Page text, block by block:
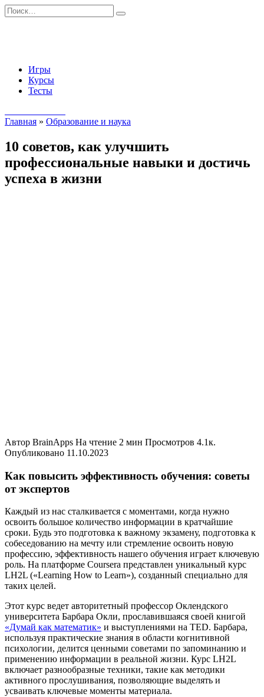
Перейти
к
Search
for:
Игры
Курсы
Тесты
Главная » Образование и наука
10 советов, как улучшить
профессиональные навыки и достичь
успеха в жизни
Автор BrainApps На чтение 2 мин Просмотров 4.1к.
Опубликовано 11.10.2023
Как повысить эффективность обучения: советы
от экспертов
Каждый из нас сталкивается с моментами, когда нужно
освоить большое количество информации в кратчайшие
сроки. Будь это подготовка к важному экзамену, подготовка к
собеседованию на мечту или стремление освоить новую
профессию, эффективность нашего обучения играет ключевую
роль. На платформе Coursera представлен уникальный курс
LH2L («Learning How to Learn»), созданный специально для
таких целей.
Этот курс ведет авторитетный профессор Оклендского
университета Барбара Окли, прославившаяся своей книгой
«Думай как математик» и выступлениями на TED. Барбара,
используя практические знания в области когнитивной
психологии, делится ценными советами по запоминанию и
применению информации в реальной жизни. Курс LH2L
включает разнообразные техники, такие как методики
активного прослушивания, позволяющие выделять и
усваивать ключевые моменты материала.